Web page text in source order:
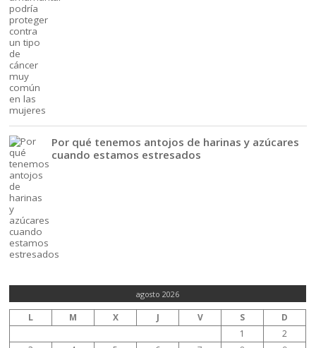
Por qué tenemos antojos de harinas y azúcares
cuando estamos estresados
agosto 2026
L M X J V S
D
1
2